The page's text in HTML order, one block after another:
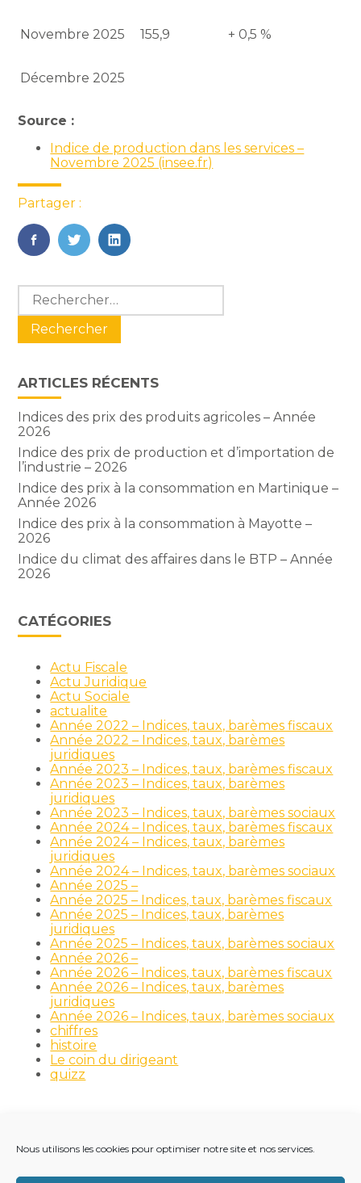
Nous utilisons les cookies pour optimiser notre site et nos services.
Novembre 2025 155,9 + 0,5 %
Décembre 2025
Source :
Indice de production dans les services –
Novembre 2025 (insee.fr)
Partager :
FaceBook
TwitterLinkedIn
Blog
sidebar
Rechercher :
ARTICLES RÉCENTS
Indices des prix des produits agricoles – Année
2026
Indice des prix de production et d’importation de
l’industrie – 2026
Indice des prix à la consommation en Martinique –
Année 2026
Indice des prix à la consommation à Mayotte –
2026
Indice du climat des affaires dans le BTP – Année
2026
CATÉGORIES
Actu Fiscale
Actu Juridique
Actu Sociale
actualite
Année 2022 – Indices, taux, barèmes fiscaux
Année 2022 – Indices, taux, barèmes
juridiques
Année 2023 – Indices, taux, barèmes fiscaux
Année 2023 – Indices, taux, barèmes
juridiques
Année 2023 – Indices, taux, barèmes sociaux
Année 2024 – Indices, taux, barèmes fiscaux
Année 2024 – Indices, taux, barèmes
juridiques
Année 2024 – Indices, taux, barèmes sociaux
Année 2025 –
Année 2025 – Indices, taux, barèmes fiscaux
Année 2025 – Indices, taux, barèmes
juridiques
Année 2025 – Indices, taux, barèmes sociaux
Année 2026 –
Année 2026 – Indices, taux, barèmes fiscaux
Année 2026 – Indices, taux, barèmes
juridiques
Année 2026 – Indices, taux, barèmes sociaux
chiffres
histoire
Le coin du dirigeant
quizz
Principale